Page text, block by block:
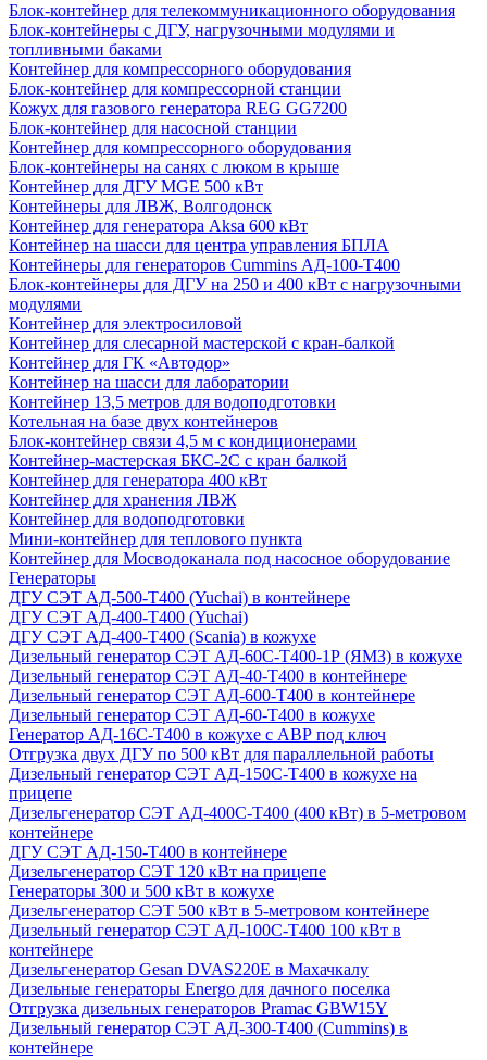
Блок-контейнер для телекоммуникационного оборудования
Блок-контейнеры с ДГУ, нагрузочными модулями и
топливными баками
Контейнер для компрессорного оборудования
Блок-контейнер для компрессорной станции
Кожух для газового генератора REG GG7200
Блок-контейнер для насосной станции
Контейнер для компрессорного оборудования
Блок-контейнеры на санях с люком в крыше
Контейнер для ДГУ MGE 500 кВт
Контейнеры для ЛВЖ, Волгодонск
Контейнер для генератора Aksa 600 кВт
Контейнер на шасси для центра управления БПЛА
Контейнеры для генераторов Cummins АД-100-Т400
Блок-контейнеры для ДГУ на 250 и 400 кВт с нагрузочными
модулями
Контейнер для электросиловой
Контейнер для слесарной мастерской с кран-балкой
Контейнер для ГК «Автодор»
Контейнер на шасси для лаборатории
Контейнер 13,5 метров для водоподготовки
Котельная на базе двух контейнеров
Блок-контейнер связи 4,5 м с кондиционерами
Контейнер-мастерская БКС-2С с кран балкой
Контейнер для генератора 400 кВт
Контейнер для хранения ЛВЖ
Контейнер для водоподготовки
Мини-контейнер для теплового пункта
Контейнер для Мосводоканала под насосное оборудование
Генераторы
ДГУ СЭТ АД-500-Т400 (Yuchai) в контейнере
ДГУ СЭТ АД-400-Т400 (Yuchai)
ДГУ СЭТ АД-400-Т400 (Scania) в кожухе
Дизельный генератор СЭТ АД-60С-Т400-1Р (ЯМЗ) в кожухе
Дизельный генератор СЭТ АД-40-Т400 в контейнере
Дизельный генератор СЭТ АД-600-Т400 в контейнере
Дизельный генератор СЭТ АД-60-Т400 в кожухе
Генератор АД-16С-Т400 в кожухе с АВР под ключ
Отгрузка двух ДГУ по 500 кВт для параллельной работы
Дизельный генератор СЭТ АД-150С-Т400 в кожухе на
прицепе
Дизельгенератор СЭТ АД-400С-Т400 (400 кВт) в 5-метровом
контейнере
ДГУ СЭТ АД-150-Т400 в контейнере
Дизельгенератор СЭТ 120 кВт на прицепе
Генераторы 300 и 500 кВт в кожухе
Дизельгенератор СЭТ 500 кВт в 5-метровом контейнере
Дизельный генератор СЭТ АД-100С-Т400 100 кВт в
контейнере
Дизельгенератор Gesan DVAS220E в Махачкалу
Дизельные генераторы Energo для дачного поселка
Отгрузка дизельных генераторов Pramac GВW15Y
Дизельный генератор СЭТ АД-300-Т400 (Cummins) в
контейнере